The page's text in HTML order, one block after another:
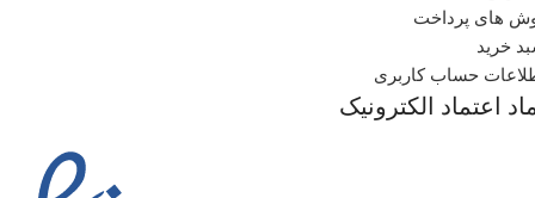
های پرداخت
خرید
حساب کاربری
اعتماد الکترونیک